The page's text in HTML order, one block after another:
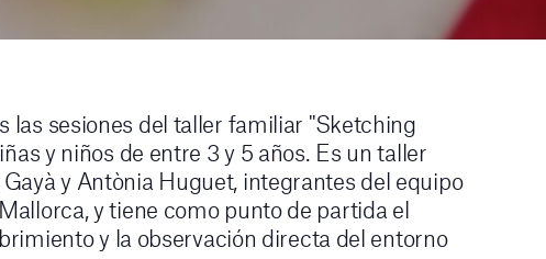
las sesiones del taller familiar "Sketching
y niños de entre 3 y 5 años. Es un taller
y Antònia Huguet, integrantes del equipo
y tiene como punto de partida el
y la observación directa del entorno